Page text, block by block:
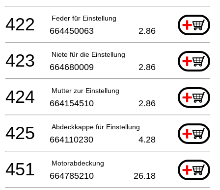
Feder für Einstellung +
422 664450063 2.86
Niete für die Einstellung +
423 664680009 2.86
Mutter zur Einstellung +
424 664154510 2.86
Abdeckkappe für Einstellung +
425 664110230 4.28
Motorabdeckung +
451 664785210 26.18